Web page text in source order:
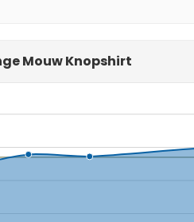
Mouw Knopshirt